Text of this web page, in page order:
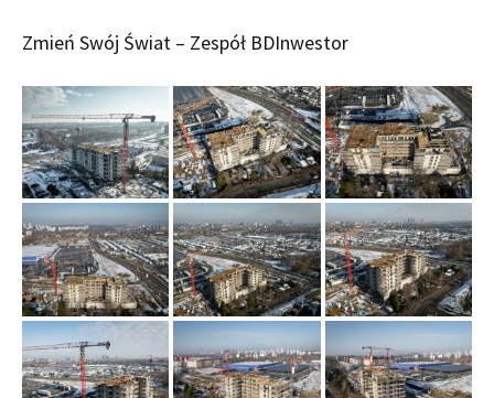
Zmień Swój Świat – Zespół BDInwestor